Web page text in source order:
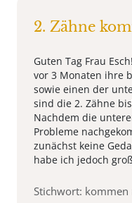
2. Zähne
Guten Tag Frau
vor 3 Monaten ihre
sowie einen der
sind die 2. Zähne
Nachdem die
Probleme
zunächst keine
habe ich jedoch
Stichwort: kommen